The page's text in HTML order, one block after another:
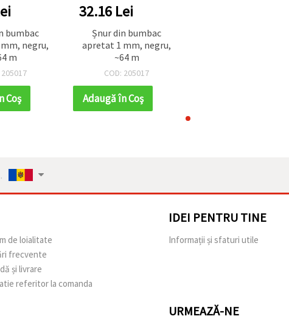
bumbac
negru,
m
205017
Coş
32.16 Lei
Șnur din bumbac
apretat 1 mm, negru,
~64 m
COD: 205017
Adaugă în Coş
de loialitate
frecvente
și livrare
referitor la comanda
IDEI PENTRU TINE
Informații și sfaturi utile
URMEAZĂ-NE